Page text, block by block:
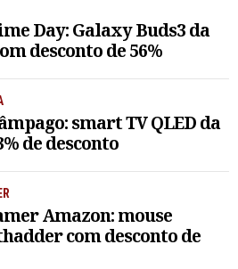
Day: Galaxy Buds3 da
desconto de 56%
smart TV QLED da
de desconto
Amazon: mouse
com desconto de